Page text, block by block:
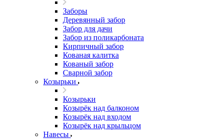
Заборы
Деревянный забор
Забор для дачи
Забор из поликарбоната
Кирпичный забор
Кованая калитка
Кованый забор
Сварной забор
Козырьки
Козырьки
Козырёк над балконом
Козырёк над входом
Козырёк над крыльцом
Навесы